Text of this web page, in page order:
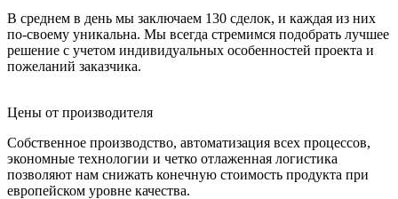
В среднем в день мы заключаем 130 сделок, и каждая из них
по-своему уникальна. Мы всегда стремимся подобрать лучшее
решение с учетом индивидуальных особенностей проекта и
пожеланий заказчика.
Цены от производителя
Собственное производство, автоматизация всех процессов,
экономные технологии и четко отлаженная логистика
позволяют нам снижать конечную стоимость продукта при
европейском уровне качества.